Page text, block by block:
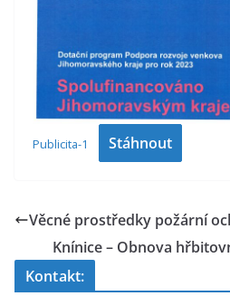
Publicita-1 Stáhnout
Věcné prostředky požární
Knínice – Obnova
Kontakt: